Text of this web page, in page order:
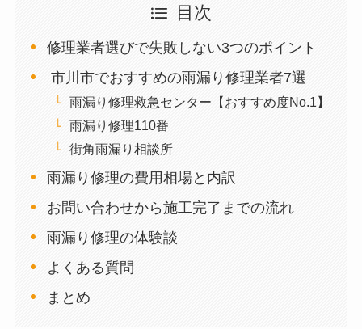
目次
修理業者選びで失敗しない3つのポイント
市川市でおすすめの雨漏り修理業者7選
雨漏り修理救急センター【おすすめ度No.1】
雨漏り修理110番
街角雨漏り相談所
雨漏り修理の費用相場と内訳
お問い合わせから施工完了までの流れ
雨漏り修理の体験談
よくある質問
まとめ